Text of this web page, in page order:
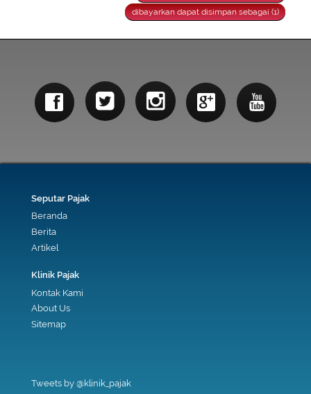
dibayarkan dapat disimpan sebagai (1)
Seputar Pajak
Beranda
Berita
Artikel
Klinik Pajak
Kontak Kami
About Us
Sitemap
Tweets by @klinik_pajak